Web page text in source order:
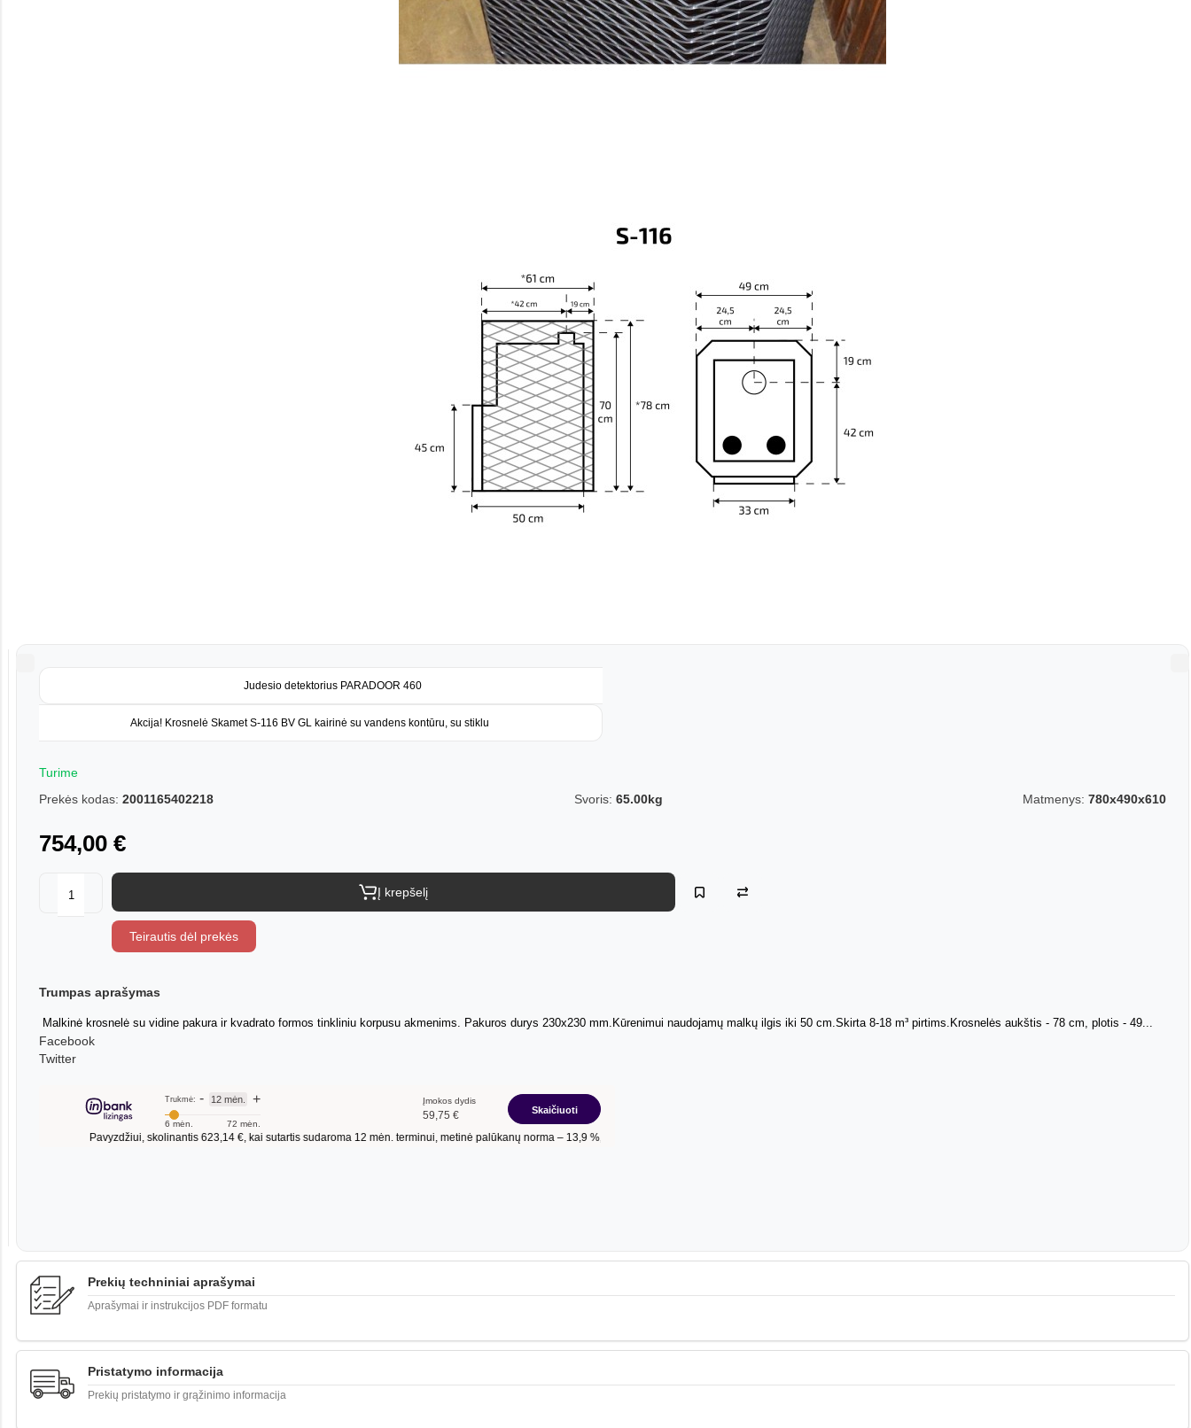
Judesio detektorius PARADOOR 460
Akcija! Krosnelė Skamet S-116 BV GL kairinė su vandens kontūru, su stiklu
Turime
Prekės kodas: 2001165402218 Svoris: 65.00kg Matmenys: 780x490x610
754,00 €
Į krepšelį
Teirautis dėl prekės
Trumpas aprašymas
Malkinė krosnelė su vidine pakura ir kvadrato formos tinkliniu korpusu akmenims. Pakuros durys 230x230 mm.Kūrenimui naudojamų malkų ilgis iki 50 cm.Skirta 8-18 m³ pirtims.Krosnelės aukštis - 78 cm, plotis - 49...
Facebook
Twitter
Prekių techniniai aprašymai
Aprašymai ir instrukcijos PDF formatu
Pristatymo informacija
Prekių pristatymo ir grąžinimo informacija